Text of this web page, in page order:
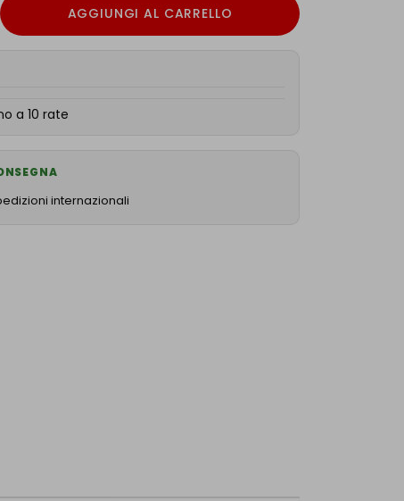
AGGIUNGI AL CARRELLO
a 10 rate
internazionali